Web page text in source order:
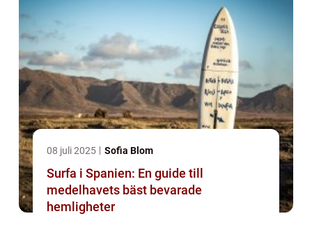
08 juli 2025 Sofia Blom
Surfa i Spanien: En guide till
medelhavets bäst bevarade
hemligheter